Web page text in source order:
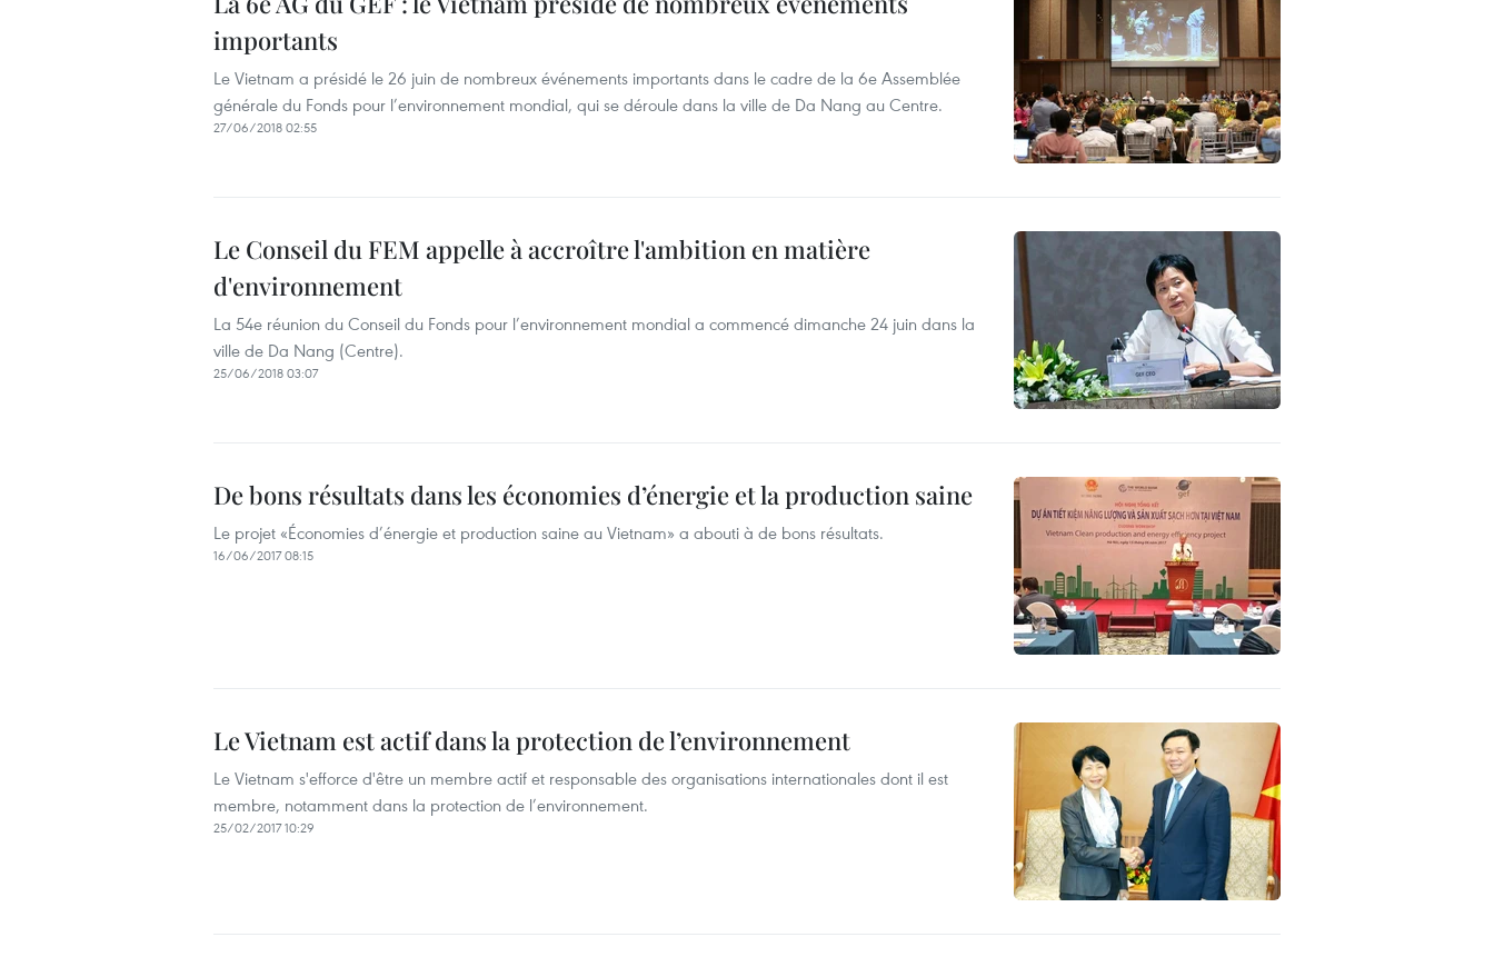
importants
Le Vietnam a présidé le 26 juin de nombreux événements importants dans le cadre de la 6e Assemblée
générale du Fonds pour l’environnement mondial, qui se déroule dans la ville de Da Nang au Centre.
27/06/2018 02:55
Le Conseil du FEM appelle à accroître l'ambition en matière
d'environnement
La 54e réunion du Conseil du Fonds pour l’environnement mondial a commencé dimanche 24 juin dans la
ville de Da Nang (Centre).
25/06/2018 03:07
De bons résultats dans les économies d’énergie et la production saine
Le projet «Économies d’énergie et production saine au Vietnam» a abouti à de bons résultats.
16/06/2017 08:15
Le Vietnam est actif dans la protection de l’environnement
Le Vietnam s'efforce d'être un membre actif et responsable des organisations internationales dont il est
membre, notamment dans la protection de l’environnement.
25/02/2017 10:29